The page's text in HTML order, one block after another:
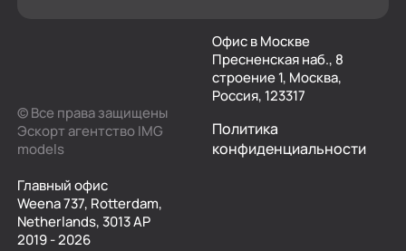
© Все права защищены
Эскорт агентство IMG
models
Офис в Москве
Пресненская наб., 8
строение 1, Москва,
Россия, 123317
Политика
конфиденциальности
Главный офис
Weena 737, Rotterdam,
Netherlands, 3013 AP
2019 - 2026